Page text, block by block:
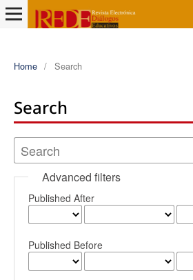
Home / Search
Search
Advanced filters
Published After
Published Before